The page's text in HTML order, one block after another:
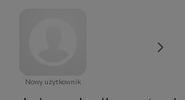
Nowy użytkownik